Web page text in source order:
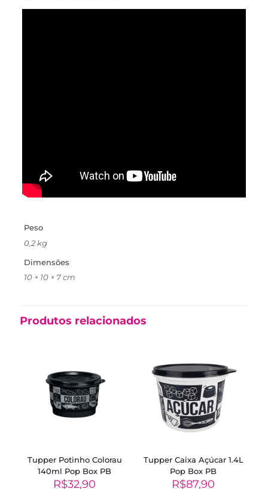
Peso
0,2 kg
Dimensões
10 × 10 × 7 cm
Produtos relacionados
Tupper Potinho Colorau
140ml Pop Box PB
R$32,90
Tupper Caixa Açúcar 1.4L
Pop Box PB
R$87,90